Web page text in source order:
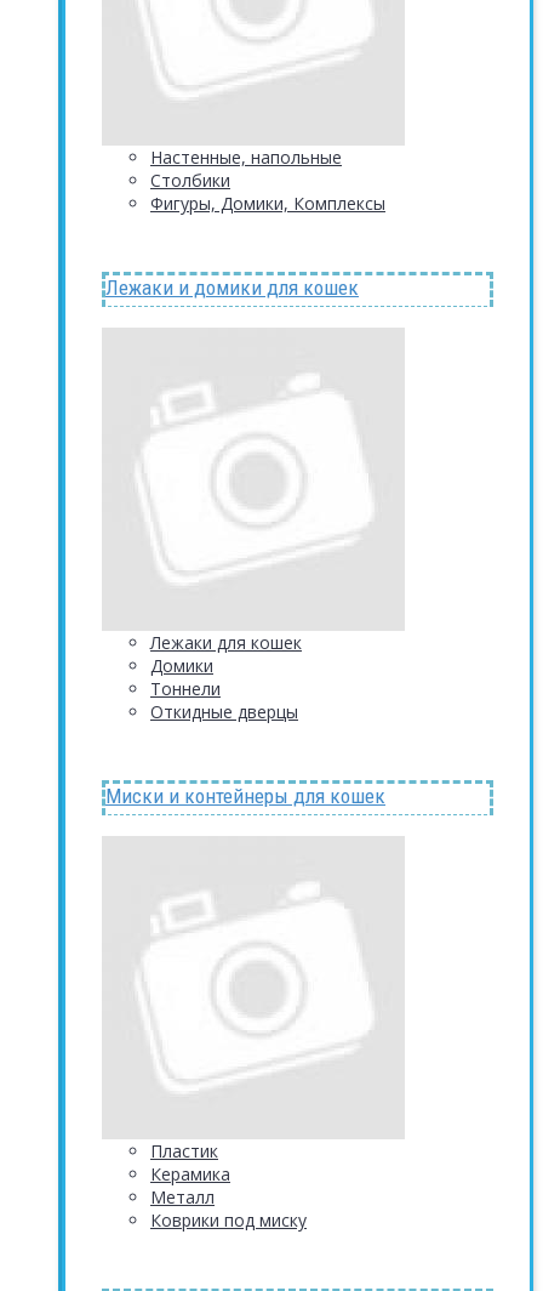
Настенные, напольные
Столбики
Фигуры, Домики, Комплексы
Лежаки и домики для кошек
Лежаки для кошек
Домики
Тоннели
Откидные дверцы
Миски и контейнеры для кошек
Пластик
Керамика
Металл
Коврики под миску